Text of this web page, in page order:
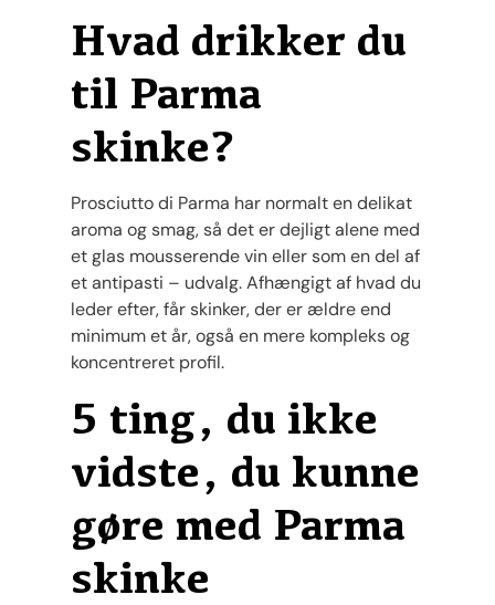
Hvad drikker du
til Parma
skinke?
Prosciutto di Parma har normalt en delikat
aroma og smag, så det er dejligt alene med
et glas mousserende vin eller som en del af
et antipasti – udvalg. Afhængigt af hvad du
leder efter, får skinker, der er ældre end
minimum et år, også en mere kompleks og
koncentreret profil.
5 ting, du ikke
vidste, du kunne
gøre med Parma
skinke